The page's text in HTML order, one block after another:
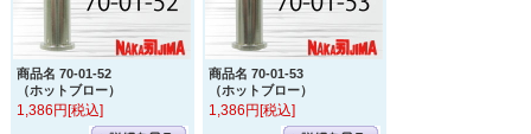
商品名 70-01-52
（ホットブロー）
1,386円[税込]
商品名 70-01-53
（ホットブロー）
1,386円[税込]